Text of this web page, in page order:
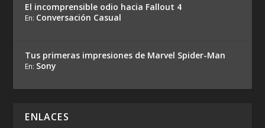
El incomprensible odio hacia Fallout 4
En: Conversación Casual
Tus primeras impresiones de Marvel Spider-Man
En: Sony
ENLACES